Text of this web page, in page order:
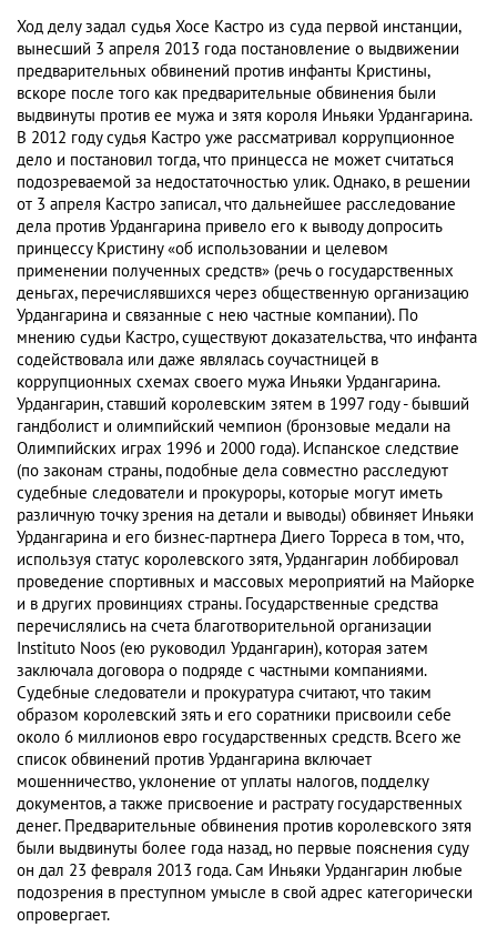
Ход делу задал судья Хосе Кастро из суда первой инстанции,
вынесший 3 апреля 2013 года постановление о выдвижении
предварительных обвинений против инфанты Кристины,
вскоре после того как предварительные обвинения были
выдвинуты против ее мужа и зятя короля Иньяки Урдангарина.
В 2012 году судья Кастро уже рассматривал коррупционное
дело и постановил тогда, что принцесса не может считаться
подозреваемой за недостаточностью улик. Однако, в решении
от 3 апреля Кастро записал, что дальнейшее расследование
дела против Урдангарина привело его к выводу допросить
принцессу Кристину «об использовании и целевом
применении полученных средств» (речь о государственных
деньгах, перечислявшихся через общественную организацию
Урдангарина и связанные с нею частные компании). По
мнению судьи Кастро, существуют доказательства, что инфанта
содействовала или даже являлась соучастницей в
коррупционных схемах своего мужа Иньяки Урдангарина.
Урдангарин, ставший королевским зятем в 1997 году - бывший
гандболист и олимпийский чемпион (бронзовые медали на
Олимпийских играх 1996 и 2000 года). Испанское следствие
(по законам страны, подобные дела совместно расследуют
судебные следователи и прокуроры, которые могут иметь
различную точку зрения на детали и выводы) обвиняет Иньяки
Урдангарина и его бизнес-партнера Диего Торреса в том, что,
используя статус королевского зятя, Урдангарин лоббировал
проведение спортивных и массовых мероприятий на Майорке
и в других провинциях страны. Государственные средства
перечислялись на счета благотворительной организации
Instituto Noos (ею руководил Урдангарин), которая затем
заключала договора о подряде с частными компаниями.
Судебные следователи и прокуратура считают, что таким
образом королевский зять и его соратники присвоили себе
около 6 миллионов евро государственных средств. Всего же
список обвинений против Урдангарина включает
мошенничество, уклонение от уплаты налогов, подделку
документов, а также присвоение и растрату государственных
денег. Предварительные обвинения против королевского зятя
были выдвинуты более года назад, но первые пояснения суду
он дал 23 февраля 2013 года. Сам Иньяки Урдангарин любые
подозрения в преступном умысле в свой адрес категорически
опровергает.